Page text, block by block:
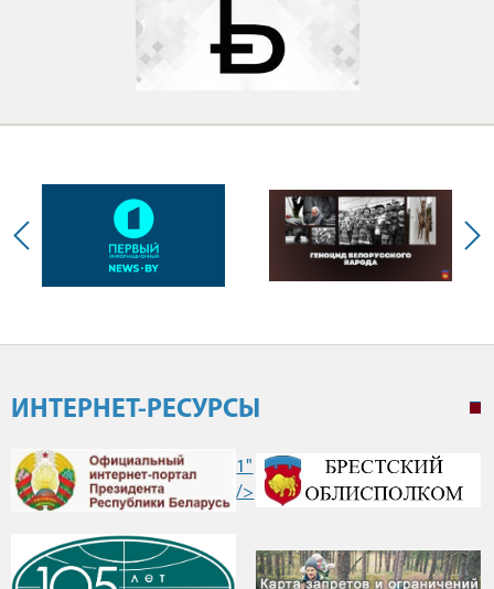
1
ИНТЕРНЕТ-РЕСУРСЫ
1"
/>